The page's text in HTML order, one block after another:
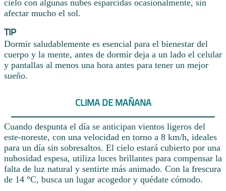
cielo con algunas nubes esparcidas ocasionalmente, sin
afectar mucho el sol.
TIP
Dormir saludablemente es esencial para el bienestar del
cuerpo y la mente, antes de dormir deja a un lado el celular
y pantallas al menos una hora antes para tener un mejor
sueño.
CLIMA DE MAÑANA
Cuando despunta el día se anticipan vientos ligeros del
este-noreste, con una velocidad en torno a 8 km/h, ideales
para un día sin sobresaltos. El cielo estará cubierto por una
nubosidad espesa, utiliza luces brillantes para compensar la
falta de luz natural y sentirte más animado. Con la frescura
de 14 °C, busca un lugar acogedor y quédate cómodo.